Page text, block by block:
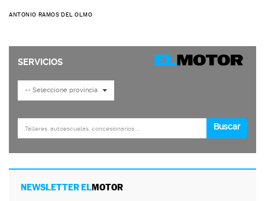
ANTONIO RAMOS DEL OLMO
NEWSLETTER ELMOTOR